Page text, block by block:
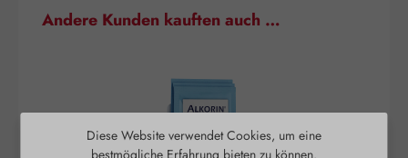
Produktgalerie überspringen
Andere Kunden kauften auch …
Diese Website verwendet Cookies, um eine
bestmögliche Erfahrung bieten zu können.